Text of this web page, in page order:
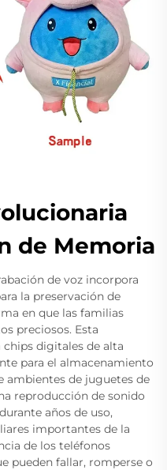
de Memoria
de voz incorpora
la preservación de
en que las familias
preciosos. Esta
digitales de alta
para el almacenamiento
ambientes de juguetes de
reproducción de sonido
años de uso,
importantes de la
de los teléfonos
pueden fallar, romperse o